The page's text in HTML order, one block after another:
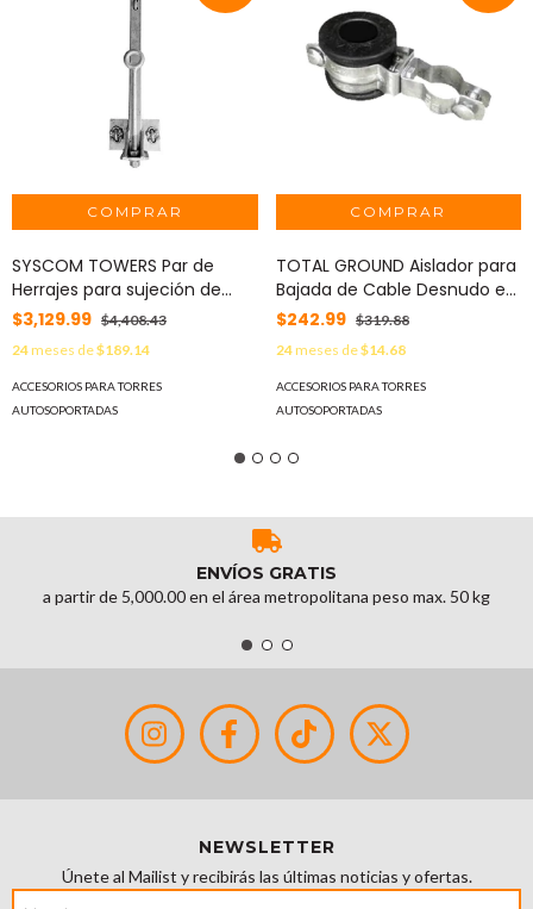
SYSCOM TOWERS Par de
Herrajes para sujeción de
línea de vida para STZ30G,
$3,129.99 $4,408.43
24meses de$189.14
ACCESORIOS PARA TORRES
AUTOSOPORTADAS
TOTAL GROUND Aislador para
Bajada de Cable Desnudo en
Torre STZ30 y STZ30G. MOD:
$242.99 $319.88
24meses de$14.68
ACCESORIOS PARA TORRES
AUTOSOPORTADAS
ENVÍOS GRATIS
a partir de 5,000.00 en el área metropolitana peso max. 50 kg
NEWSLETTER
Únete al Mailist y recibirás las últimas noticias y ofertas.